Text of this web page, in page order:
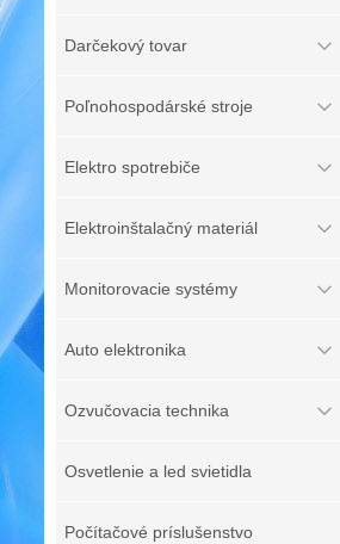
Darčekový tovar
Poľnohospodárské stroje
Elektro spotrebiče
Elektroinštalačný materiál
Monitorovacie systémy
Auto elektronika
Ozvučovacia technika
Osvetlenie a led svietidla
Počítačové príslušenstvo